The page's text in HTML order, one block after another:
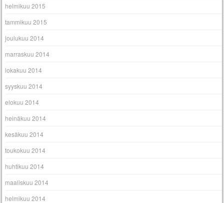
helmikuu 2015
tammikuu 2015
joulukuu 2014
marraskuu 2014
lokakuu 2014
syyskuu 2014
elokuu 2014
heinäkuu 2014
kesäkuu 2014
toukokuu 2014
huhtikuu 2014
maaliskuu 2014
helmikuu 2014